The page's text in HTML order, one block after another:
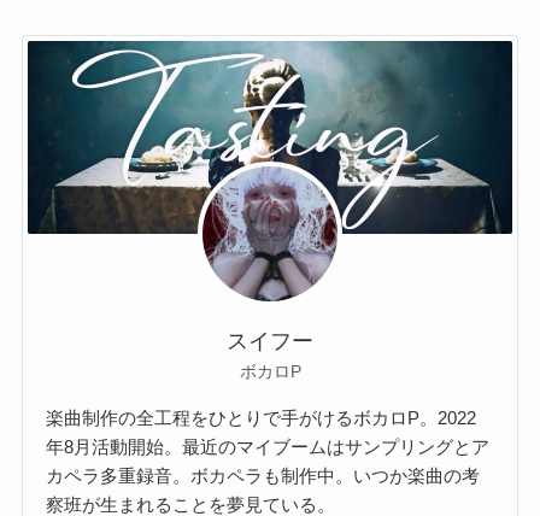
スイフー
ボカロP
楽曲制作の全工程をひとりで手がけるボカロP。2022
年8月活動開始。最近のマイブームはサンプリングとア
カペラ多重録音。ボカペラも制作中。いつか楽曲の考
察班が生まれることを夢見ている。